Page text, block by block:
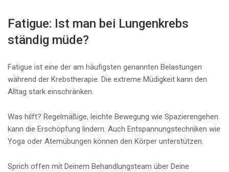
Fatigue: Ist man bei Lungenkrebs
ständig müde?
Fatigue ist eine der am häufigsten genannten Belastungen
während der Krebstherapie. Die extreme Müdigkeit kann den
Alltag stark einschränken.
Was hilft? Regelmäßige, leichte Bewegung wie Spazierengehen
kann die Erschöpfung lindern. Auch Entspannungstechniken wie
Yoga oder Atemübungen können den Körper unterstützen.
Sprich offen mit Deinem Behandlungsteam über Deine